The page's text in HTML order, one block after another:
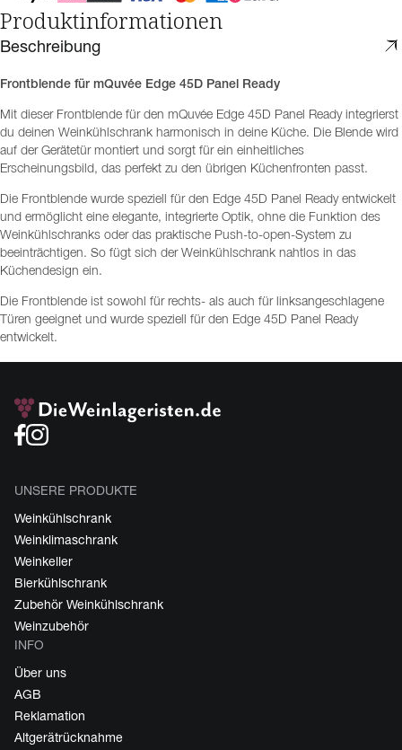
Produktinformationen
Beschreibung
Frontblende für mQuvée Edge 45D Panel Ready
Mit dieser Frontblende für den mQuvée Edge 45D Panel Ready integrierst
du deinen Weinkühlschrank harmonisch in deine Küche. Die Blende wird
auf der Gerätetür montiert und sorgt für ein einheitliches
Erscheinungsbild, das perfekt zu den übrigen Küchenfronten passt.
Die Frontblende wurde speziell für den Edge 45D Panel Ready entwickelt
und ermöglicht eine elegante, integrierte Optik, ohne die Funktion des
Weinkühlschranks oder das praktische Push-to-open-System zu
beeinträchtigen. So fügt sich der Weinkühlschrank nahtlos in das
Küchendesign ein.
Die Frontblende ist sowohl für rechts- als auch für linksangeschlagene
Türen geeignet und wurde speziell für den Edge 45D Panel Ready
entwickelt.
UNSERE PRODUKTE
Weinkühlschrank
Weinklimaschrank
Weinkeller
Bierkühlschrank
Zubehör Weinkühlschrank
Weinzubehör
INFO
Über uns
AGB
Reklamation
Altgerätrücknahme